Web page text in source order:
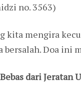
no. 3563)
kita mengira
bersalah. Doa
dari Jeratan